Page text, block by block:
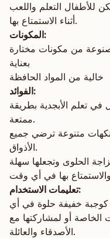
التعلم واللعب
أثناء الاستمتاع بها.
المكونات:
من مكونات مختارة
بعناية
خالية من المواد الحافظة
الفوائد:
في تعلم الأبجدية بطريقة
ممتعة.
متنوعة ترضي جميع
الأذواق.
الحلوى وتجعلها سهلة
تعليمات الاستخدام:
خفيفة حلوة في أي
الخاصة أو لمشاركتها مع
الأصدقاء والعائلة.